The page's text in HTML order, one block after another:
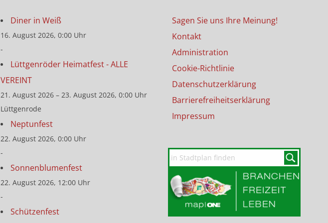
Diner in Weiß
16. August 2026, 0:00 Uhr
-
Lüttgenröder Heimatfest - ALLE
VEREINT
21. August 2026 – 23. August 2026, 0:00 Uhr
Lüttgenrode
Neptunfest
22. August 2026, 0:00 Uhr
-
Sonnenblumenfest
22. August 2026, 12:00 Uhr
-
Schützenfest
Sagen Sie uns Ihre Meinung!
Kontakt
Administration
Cookie-Richtlinie
Datenschutzerklärung
Barrierefreiheitserklärung
Impressum